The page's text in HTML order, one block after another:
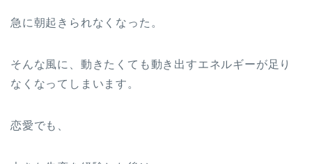
急に朝起きられなくなった。
そんな風に、動きたくても動き出すエネルギーが足り
なくなってしまいます。
恋愛でも、